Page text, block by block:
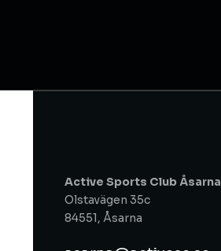
Active Sports Club Åsarna
Olstavägen 35c
84551, Åsarna